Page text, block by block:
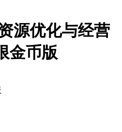
源优化与经营
金币版